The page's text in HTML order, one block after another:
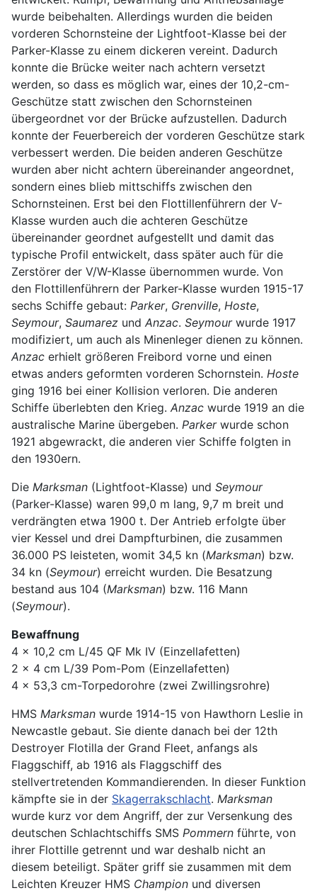
wurde beibehalten. Allerdings wurden die beiden
vorderen Schornsteine der Lightfoot-Klasse bei der
Parker-Klasse zu einem dickeren vereint. Dadurch
konnte die Brücke weiter nach achtern versetzt
werden, so dass es möglich war, eines der 10,2-cm-
Geschütze statt zwischen den Schornsteinen
übergeordnet vor der Brücke aufzustellen. Dadurch
konnte der Feuerbereich der vorderen Geschütze stark
verbessert werden. Die beiden anderen Geschütze
wurden aber nicht achtern übereinander angeordnet,
sondern eines blieb mittschiffs zwischen den
Schornsteinen. Erst bei den Flottillenführern der V-
Klasse wurden auch die achteren Geschütze
übereinander geordnet aufgestellt und damit das
typische Profil entwickelt, dass später auch für die
Zerstörer der V/W-Klasse übernommen wurde. Von
den Flottillenführern der Parker-Klasse wurden 1915-17
sechs Schiffe gebaut: Parker, Grenville, Hoste,
Seymour, Saumarez und Anzac. Seymourwurde 1917
modifiziert, um auch als Minenleger dienen zu können.
Anzac erhielt größeren Freibord vorne und einen
etwas anders geformten vorderen Schornstein. Hoste
ging 1916 bei einer Kollision verloren. Die anderen
Schiffe überlebten den Krieg. Anzac wurde 1919 an die
australische Marine übergeben. Parkerwurde schon
1921 abgewrackt, die anderen vier Schiffe folgten in
den 1930ern.
Die Marksman (Lightfoot-Klasse) und Seymour
(Parker-Klasse) waren 99,0 m lang, 9,7 m breit und
verdrängten etwa 1900 t. Der Antrieb erfolgte über
vier Kessel und drei Dampfturbinen, die zusammen
36.000 PS leisteten, womit 34,5 kn (Marksman) bzw.
34 kn (Seymour) erreicht wurden. Die Besatzung
bestand aus 104 (Marksman) bzw. 116 Mann
(Seymour).
Bewaffnung
4 x 10,2 cm L/45 QF Mk IV (Einzellafetten)
2 x 4 cm L/39 Pom-Pom (Einzellafetten)
4 x 53,3 cm-Torpedorohre (zwei Zwillingsrohre)
HMS Marksman wurde 1914-15 von Hawthorn Leslie in
Newcastle gebaut. Sie diente danach bei der 12th
Destroyer Flotilla der Grand Fleet, anfangs als
Flaggschiff, ab 1916 als Flaggschiff des
stellvertretenden Kommandierenden. In dieser Funktion
kämpfte sie in der Skagerrakschlacht. Marksman
wurde kurz vor dem Angriff, der zur Versenkung des
deutschen Schlachtschiffs SMS Pommern führte, von
ihrer Flottille getrennt und war deshalb nicht an
diesem beteiligt. Später griff sie zusammen mit dem
Leichten Kreuzer HMS Champion und diversen